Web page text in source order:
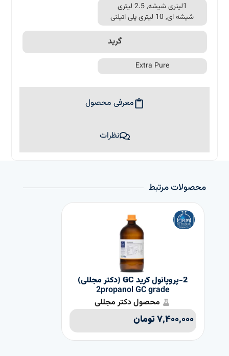
معرفی محصول
نظرات
1لیتری شیشه, 2.5 لیتری
شیشه ای, 10 لیتری پلی اتیلنی
گرید
Extra Pure
محصولات مرتبط
2-پروپانول گرید GC (دکتر مجللی)
2propanol GC grade
محصول دکتر مجللی
۷,۴۰۰,۰۰۰تومان